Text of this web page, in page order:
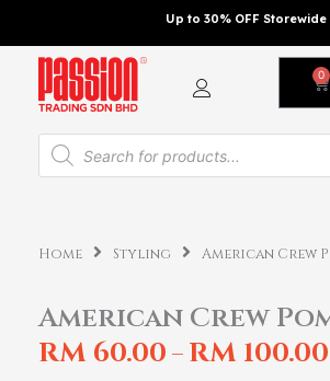
content
Up to 30% OFF Storewide
0
Products
search
Home Styling American Crew
American Crew
RM 60.00 – RM 100.00